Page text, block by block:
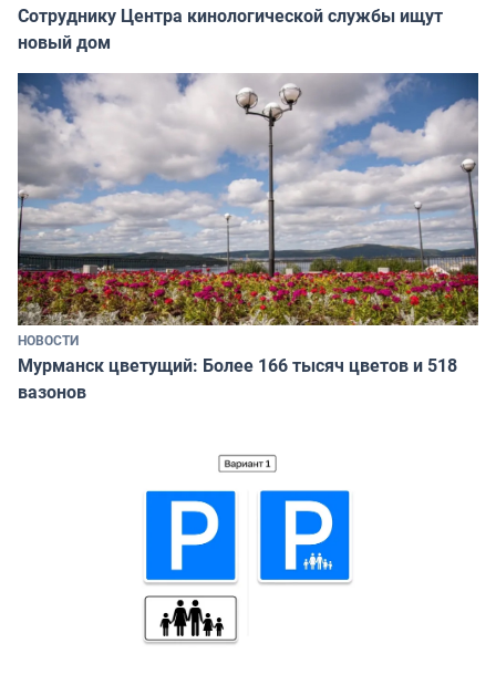
Сотруднику Центра кинологической службы ищут
новый дом
НОВОСТИ
Мурманск цветущий: Более 166 тысяч цветов и 518
вазонов